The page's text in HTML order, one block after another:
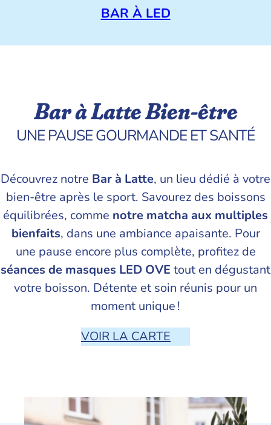
BAR À LED
Bar à Latte Bien-être
UNE PAUSE GOURMANDE ET SANTÉ
Découvrez notre Bar à Latte, un lieu dédié à votre
bien-être après le sport. Savourez des boissons
équilibrées, comme notre matcha aux multiples
bienfaits, dans une ambiance apaisante. Pour
une pause encore plus complète, profitez de
séances de masques LED OVE tout en dégustant
votre boisson. Détente et soin réunis pour un
moment unique !
VOIR LA CARTE